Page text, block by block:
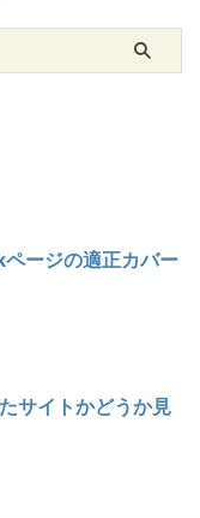
ージの適正カバー
サイトかどうか見